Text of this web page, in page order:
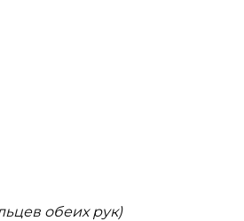
обеих рук)